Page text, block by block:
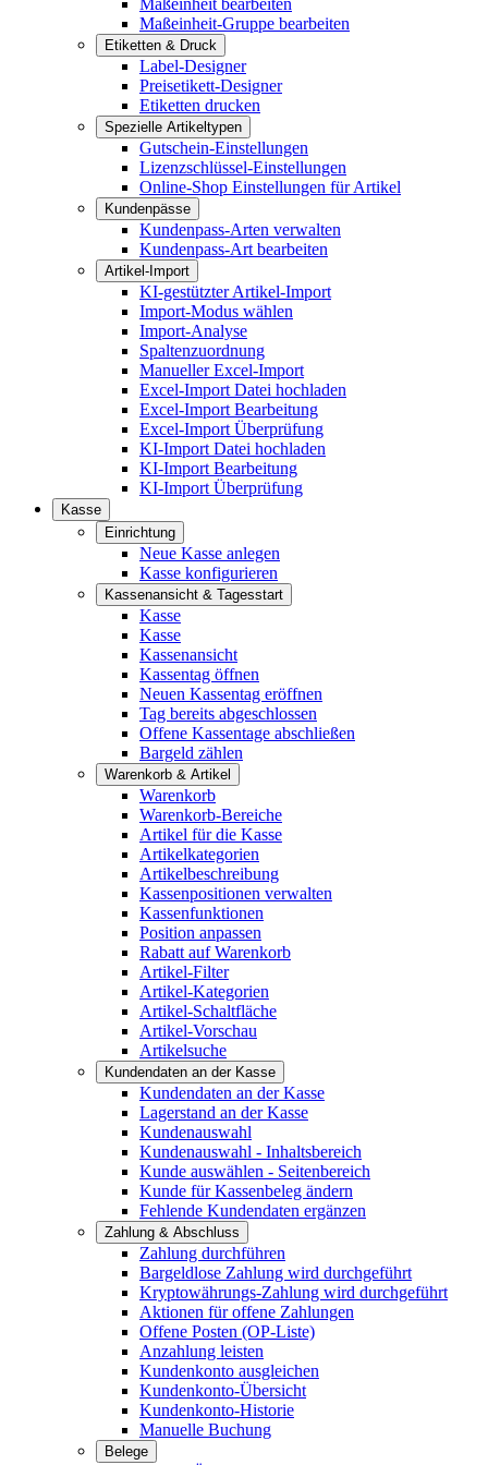
Maßeinheit bearbeiten
Maßeinheit-Gruppe bearbeiten
Etiketten & Druck
Label-Designer
Preisetikett-Designer
Etiketten drucken
Spezielle Artikeltypen
Gutschein-Einstellungen
Lizenzschlüssel-Einstellungen
Online-Shop Einstellungen für Artikel
Kundenpässe
Kundenpass-Arten verwalten
Kundenpass-Art bearbeiten
Artikel-Import
KI-gestützter Artikel-Import
Import-Modus wählen
Import-Analyse
Spaltenzuordnung
Manueller Excel-Import
Excel-Import Datei hochladen
Excel-Import Bearbeitung
Excel-Import Überprüfung
KI-Import Datei hochladen
KI-Import Bearbeitung
KI-Import Überprüfung
Kasse
Einrichtung
Neue Kasse anlegen
Kasse konfigurieren
Kassenansicht & Tagesstart
Kasse
Kasse
Kassenansicht
Kassentag öffnen
Neuen Kassentag eröffnen
Tag bereits abgeschlossen
Offene Kassentage abschließen
Bargeld zählen
Warenkorb & Artikel
Warenkorb
Warenkorb-Bereiche
Artikel für die Kasse
Artikelkategorien
Artikelbeschreibung
Kassenpositionen verwalten
Kassenfunktionen
Position anpassen
Rabatt auf Warenkorb
Artikel-Filter
Artikel-Kategorien
Artikel-Schaltfläche
Artikel-Vorschau
Artikelsuche
Kundendaten an der Kasse
Kundendaten an der Kasse
Lagerstand an der Kasse
Kundenauswahl
Kundenauswahl - Inhaltsbereich
Kunde auswählen - Seitenbereich
Kunde für Kassenbeleg ändern
Fehlende Kundendaten ergänzen
Zahlung & Abschluss
Zahlung durchführen
Bargeldlose Zahlung wird durchgeführt
Kryptowährungs-Zahlung wird durchgeführt
Aktionen für offene Zahlungen
Offene Posten (OP-Liste)
Anzahlung leisten
Kundenkonto ausgleichen
Kundenkonto-Übersicht
Kundenkonto-Historie
Manuelle Buchung
Belege